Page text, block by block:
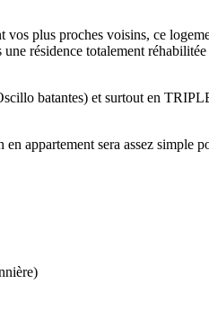
plus proches voisins, ce
résidence totalement
batantes) et surtout en
appartement sera assez simple